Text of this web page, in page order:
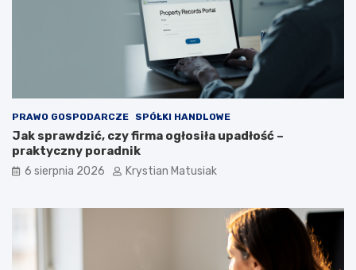
PRAWO GOSPODARCZE SPÓŁKI HANDLOWE
Jak sprawdzić, czy firma ogłosiła upadłość –
praktyczny poradnik
6 sierpnia 2026 Krystian Matusiak